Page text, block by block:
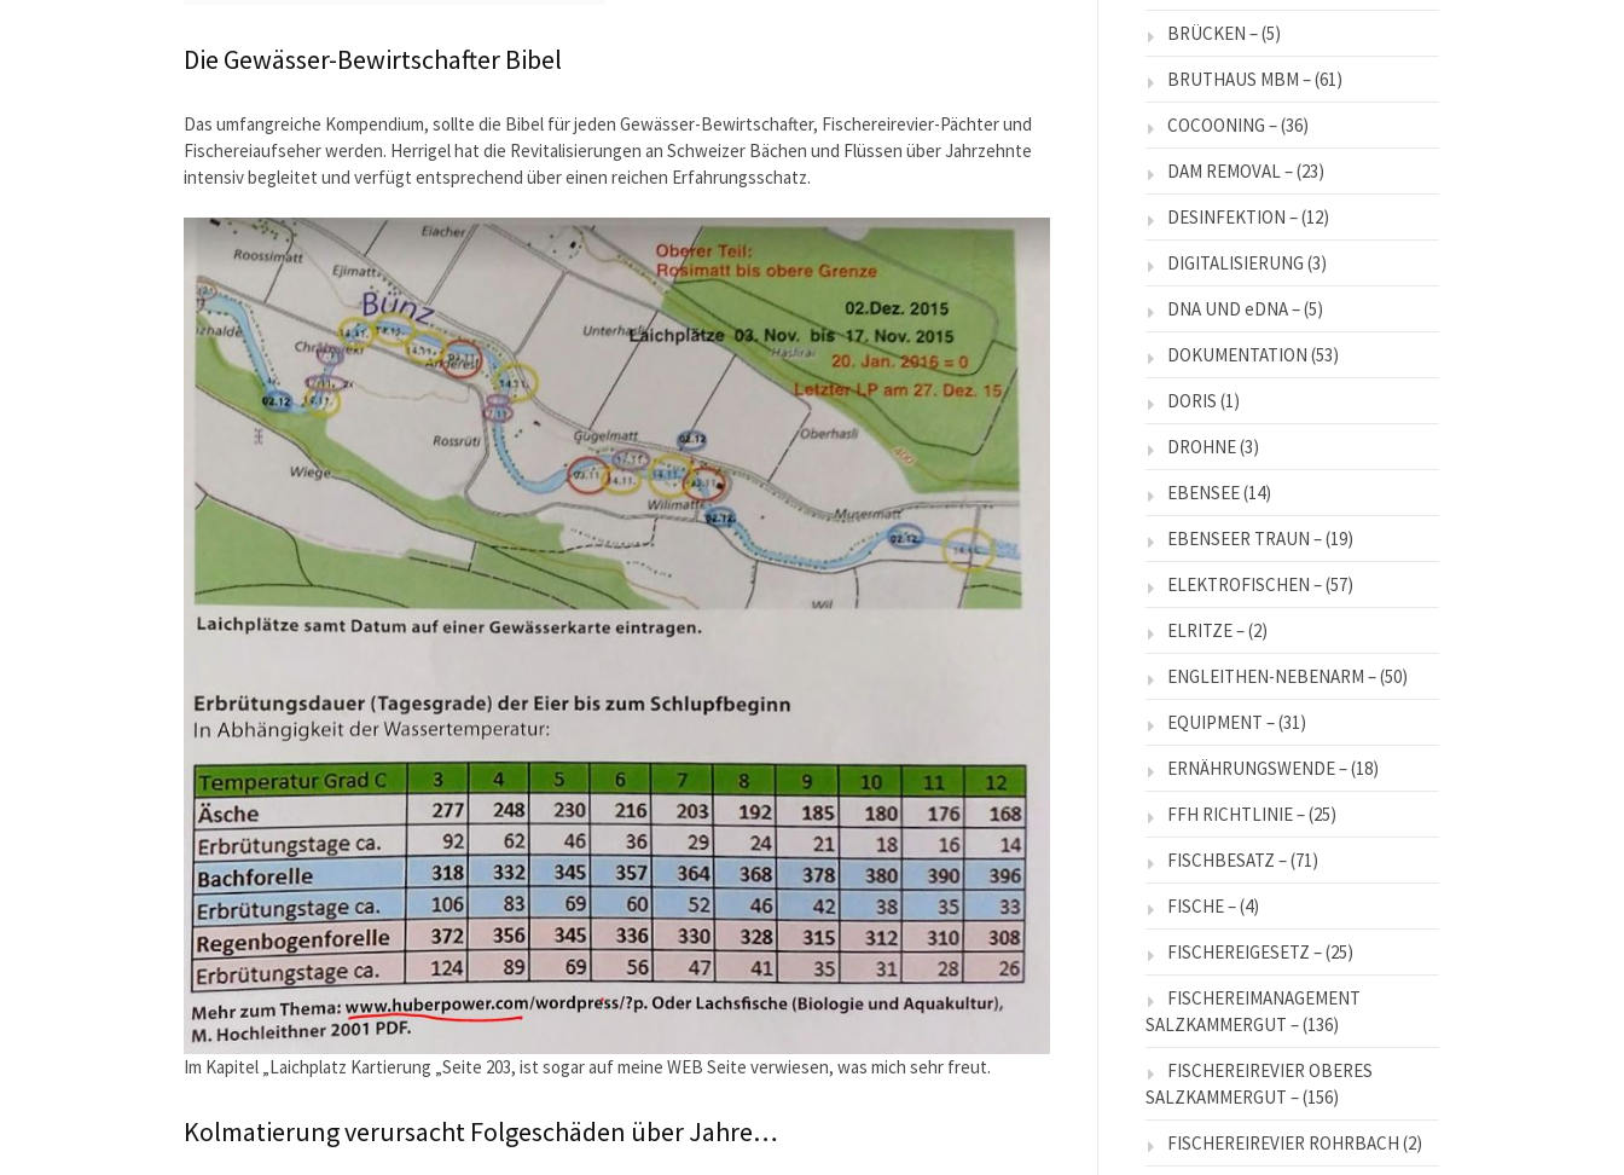
Die Gewässer-Bewirtschafter Bibel
Das umfangreiche Kompendium, sollte die Bibel für jeden Gewässer-Bewirtschafter, Fischereirevier-Pächter und
Fischereiaufseher werden. Herrigel hat die Revitalisierungen an Schweizer Bächen und Flüssen über Jahrzehnte
intensiv begleitet und verfügt entsprechend über einen reichen Erfahrungsschatz.
Im Kapitel „Laichplatz Kartierung „Seite 203, ist sogar auf meine WEB Seite verwiesen, was mich sehr freut.
Kolmatierung verursacht Folgeschäden über Jahre…
BRÜCKEN –(5)
BRUTHAUS MBM –(61)
COCOONING –(36)
DAM REMOVAL –(23)
DESINFEKTION –(12)
DIGITALISIERUNG (3)
DNA UND eDNA –(5)
DOKUMENTATION (53)
DORIS (1)
DROHNE(3)
EBENSEE(14)
EBENSEER TRAUN –(19)
ELEKTROFISCHEN –(57)
ELRITZE –(2)
ENGLEITHEN-NEBENARM –(50)
EQUIPMENT –(31)
ERNÄHRUNGSWENDE –(18)
FFH RICHTLINIE –(25)
FISCHBESATZ –(71)
FISCHE –(4)
FISCHEREIGESETZ –(25)
FISCHEREIMANAGEMENT
SALZKAMMERGUT –(136)
FISCHEREIREVIER OBERES
SALZKAMMERGUT –(156)
FISCHEREIREVIER ROHRBACH (2)